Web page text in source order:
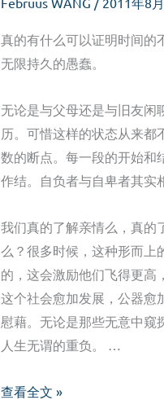
真的有什么可以证明时间的
无限持久的愚蠢。
无论是与父母还是与旧友闲
历。可惜这样的状态从来都
数的断点。每一段的开始和
作结。自负者与自卑者其实
我们真的了解亲情么，真的
么？很多时候，这种形而上
的，这会激励他们飞得更高
这个社会愈加发展，公器愈
慰藉。无论是那些无意中窥
人生无谓的重负。 …
穷
查看全文 »